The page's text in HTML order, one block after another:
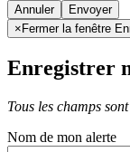
Annuler
× Fermer la fenêtre
Enregistrer
Tous les champs
Nom de mon alerte